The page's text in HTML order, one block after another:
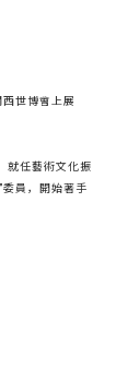
世博會上展
就任藝術文化振
委員，開始著手